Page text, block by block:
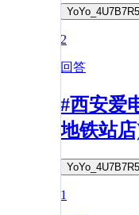
2
回答
#西安爱
地铁站
1